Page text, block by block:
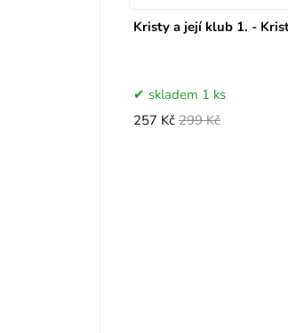
Kristy a její klub 1. -
skladem 1 ks
257 Kč 299 Kč